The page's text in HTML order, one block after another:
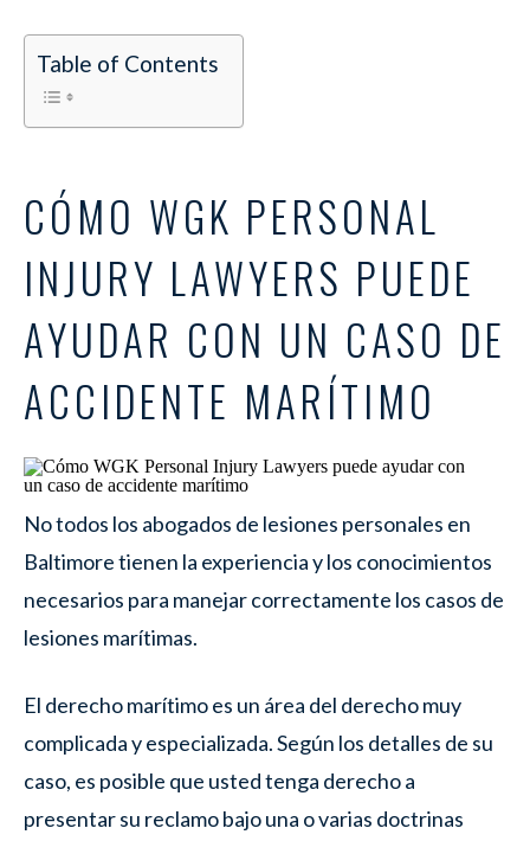
Table of Contents
CÓMO WGK PERSONAL
INJURY LAWYERS PUEDE
AYUDAR CON UN CASO DE
ACCIDENTE MARÍTIMO
No todos los abogados de lesiones personales en
Baltimore tienen la experiencia y los conocimientos
necesarios para manejar correctamente los casos de
lesiones marítimas.
El derecho marítimo es un área del derecho muy
complicada y especializada. Según los detalles de su
caso, es posible que usted tenga derecho a
presentar su reclamo bajo una o varias doctrinas